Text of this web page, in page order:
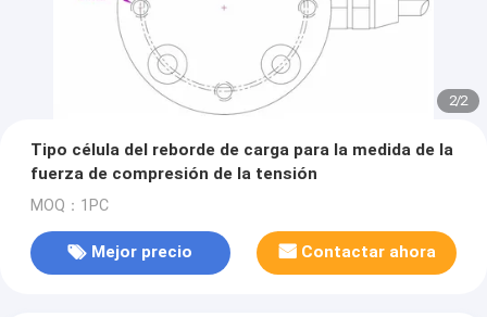
2/2
Tipo célula del reborde de carga para la medida de la
fuerza de compresión de la tensión
MOQ：1PC
Mejor precio Contactar ahora